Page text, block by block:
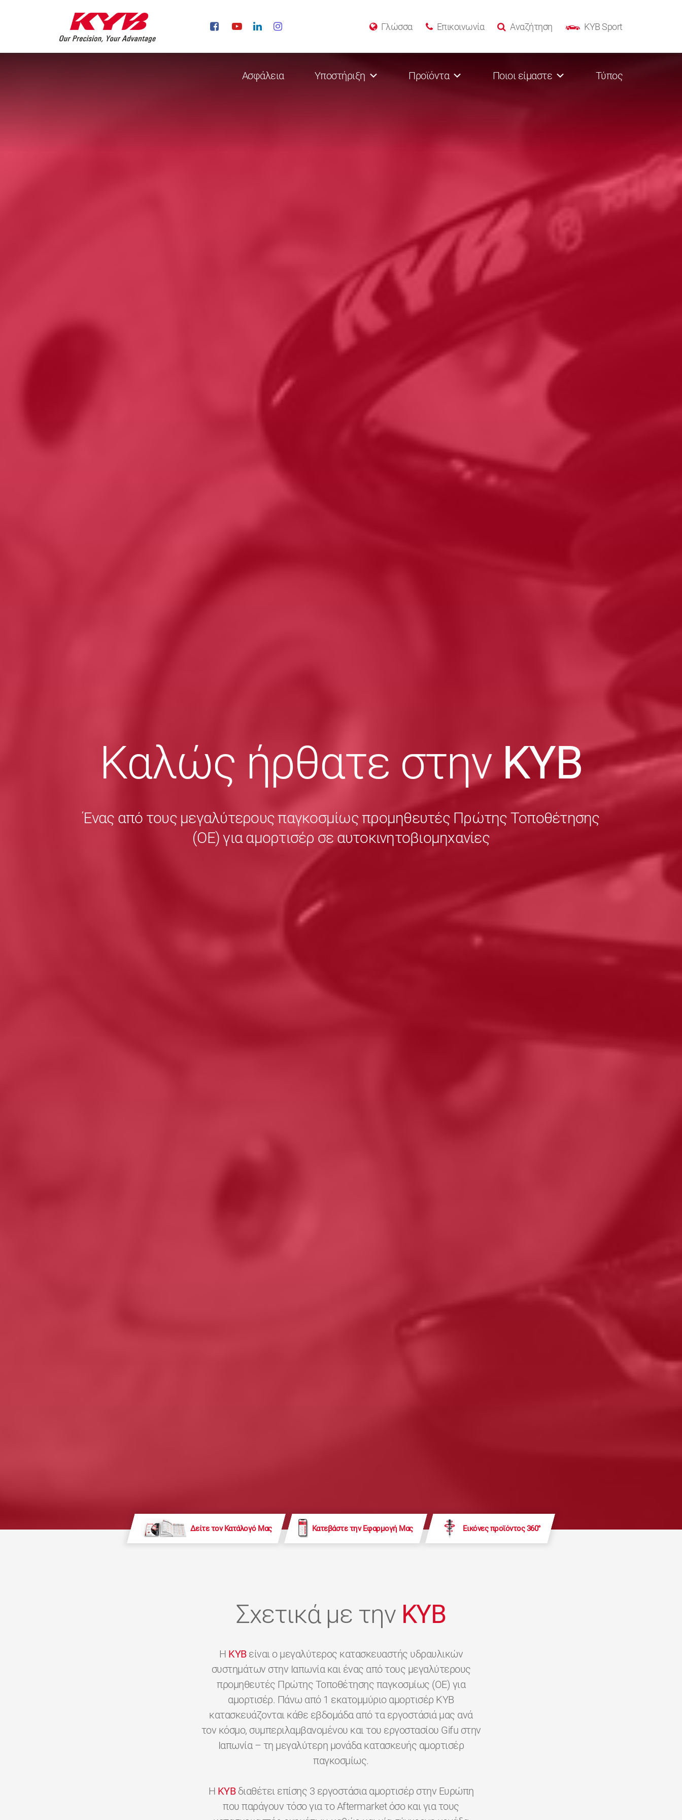
KYB Sport
Αναζήτηση
Επικοινωνία
Γλώσσα
Ασφάλεια Υποστήριξη Προϊόντα Ποιοι είμαστε Τύπος
Καλώς ήρθατε στην KYB
Ένας από τους μεγαλύτερους παγκοσμίως προμηθευτές Πρώτης Τοποθέτησης
(ΟΕ) για αμορτισέρ σε αυτοκινητοβιομηχανίες
Δείτε τον Κατάλογό Μας Κατεβάστε την Εφαρμογή Μας Εικόνες προϊόντος 360°
Σχετικά με την KYB
H KYBείναι ο μεγαλύτερος κατασκευαστής υδραυλικών
συστημάτων στην Ιαπωνία και ένας από τους μεγαλύτερους
προμηθευτές Πρώτης Τοποθέτησης παγκοσμίως (OE) για
αμορτισέρ. Πάνω από 1 εκατομμύριο αμορτισέρ KYB
κατασκευάζονται κάθε εβδομάδα από τα εργοστάσιά μας ανά
τον κόσμο, συμπεριλαμβανομένου και του εργοστασίου Gifu στην
Ιαπωνία – τη μεγαλύτερη μονάδα κατασκευής αμορτισέρ
παγκοσμίως.
H KYBδιαθέτει επίσης 3 εργοστάσια αμορτισέρ στην Ευρώπη
που παράγουν τόσο για το Aftermarket όσο και για τους